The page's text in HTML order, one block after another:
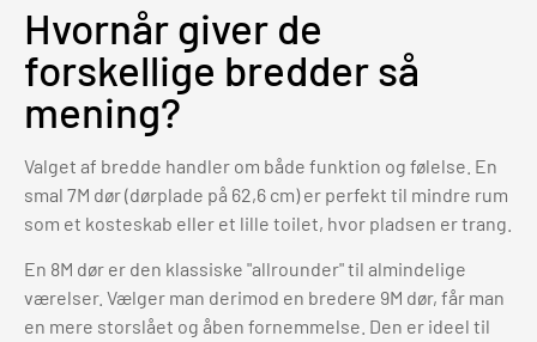
Hvornår giver de
forskellige bredder så
mening?
Valget af bredde handler om både funktion og følelse. En
smal 7M dør (dørplade på 62,6 cm) er perfekt til mindre rum
som et kosteskab eller et lille toilet, hvor pladsen er trang.
En 8M dør er den klassiske "allrounder" til almindelige
værelser. Vælger man derimod en bredere 9M dør, får man
en mere storslået og åben fornemmelse. Den er ideel til